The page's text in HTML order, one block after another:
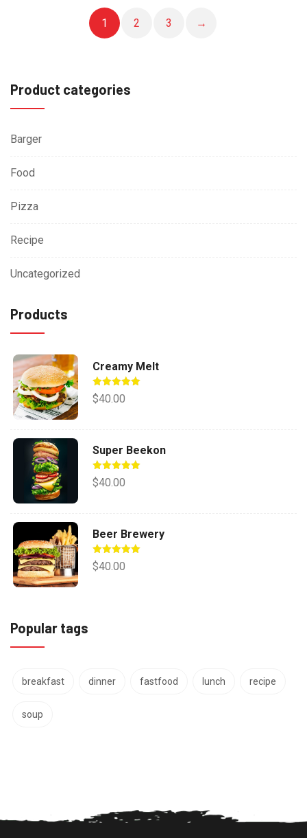
múltiples
variantes.
1 2 3 →
Product categories
Barger
Food
Pizza
Recipe
Uncategorized
Products
Creamy Melt
Valorado en
5.00de 5
$40.00
Super Beekon
Valorado en
5.00de 5
$40.00
Beer Brewery
Valorado en
5.00de 5
$40.00
Popular tags
breakfast dinner fastfood lunch recipe
soup